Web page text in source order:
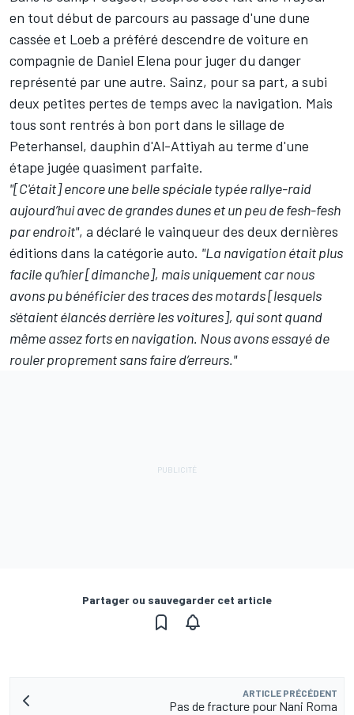
en tout début de parcours au passage d'une dune
cassée et Loeb a préféré descendre de voiture en
compagnie de Daniel Elena pour juger du danger
représenté par une autre. Sainz, pour sa part, a subi
deux petites pertes de temps avec la navigation. Mais
tous sont rentrés à bon port dans le sillage de
Peterhansel, dauphin d'Al-Attiyah au terme d'une
étape jugée quasiment parfaite.
"[C'était] encore une belle spéciale typée rallye-raid
aujourd’hui avec de grandes dunes et un peu de fesh-fesh
par endroit", a déclaré le vainqueur des deux dernières
éditions dans la catégorie auto. "La navigation était plus
facile qu’hier [dimanche], mais uniquement car nous
avons pu bénéficier des traces des motards [lesquels
s'étaient élancés derrière les voitures], qui sont quand
même assez forts en navigation. Nous avons essayé de
rouler proprement sans faire d’erreurs."
Partager ou sauvegarder cet article
ARTICLE PRÉCÉDENT
Pas de fracture pour Nani Roma